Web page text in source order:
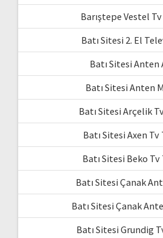
Barıştepe Vestel
Batı Sitesi 2. El
Batı Sitesi Anten
Batı Sitesi Anten
Batı Sitesi Arçelik
Batı Sitesi Axen
Batı Sitesi Beko
Batı Sitesi Çanak
Batı Sitesi Çanak
Batı Sitesi Grundig